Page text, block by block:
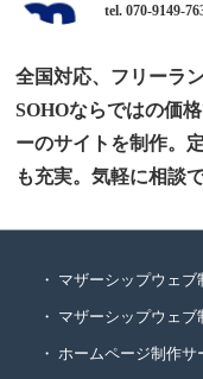
tel. 070-9149-
全国対応、フリーラ
SOHOならではの価
ーのサイトを制作。
も充実。気軽に相談
マザーシップウェ
マザーシップウェ
ホームページ制作サ